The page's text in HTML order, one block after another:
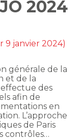
2024
9 janvier 2024)
générale de la
et de la
effectue des
afin de
en
L’approche
de Paris
contrôles…